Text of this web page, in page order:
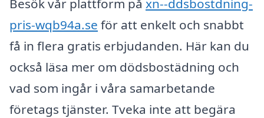
pris-wqb94a.se för att enkelt och snabbt
få in flera gratis erbjudanden. Här kan du
också läsa mer om dödsbostädning och
vad som ingår i våra samarbetande
företags tjänster. Tveka inte att begära